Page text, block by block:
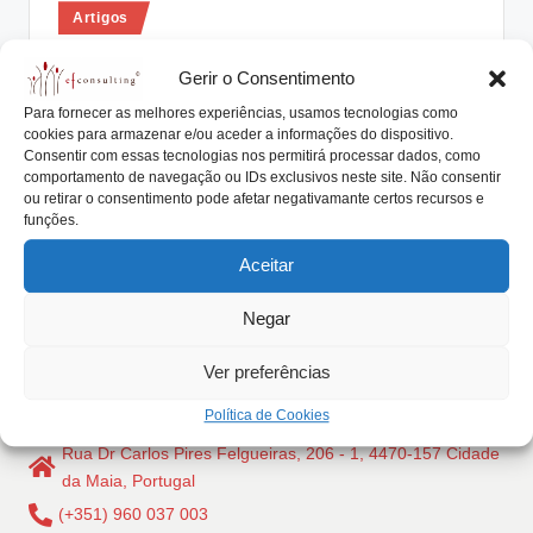
Gerir o Consentimento
Para fornecer as melhores experiências, usamos tecnologias como
cookies para armazenar e/ou aceder a informações do dispositivo.
Consentir com essas tecnologias nos permitirá processar dados, como
comportamento de navegação ou IDs exclusivos neste site. Não consentir
ou retirar o consentimento pode afetar negativamante certos recursos e
funções.
Aceitar
Negar
Ver preferências
Política de Cookies
i
n
g
.
p
Posted
in
Artigos
leva ao incremento do seu
desempenho
Posted
by
António Nogueira da Costa Maio 13, 2016
O desempenho duma empresa parece estar
correlacionado com uma maior integração e
Read More
Rua Dr Carlos Pires Felgueiras, 206 - 1, 4470-157 Cidade
da Maia, Portugal
(+351) 960 037 003